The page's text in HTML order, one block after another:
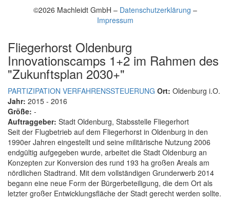
©2026 Machleidt GmbH – Datenschutzerklärung –
Impressum
Fliegerhorst Oldenburg
Innovationscamps 1+2 im Rahmen des
"Zukunftsplan 2030+"
PARTIZIPATION VERFAHRENSSTEUERUNG Ort: Oldenburg i.O.
Jahr: 2015 - 2016
Größe: -
Auftraggeber: Stadt Oldenburg, Stabsstelle Fliegerhort
Seit der Flugbetrieb auf dem Fliegerhorst in Oldenburg in den
1990er Jahren eingestellt und seine militärische Nutzung 2006
endgültig aufgegeben wurde, arbeitet die Stadt Oldenburg an
Konzepten zur Konversion des rund 193 ha großen Areals am
nördlichen Stadtrand. Mit dem vollständigen Grunderwerb 2014
begann eine neue Form der Bürgerbeteiligung, die dem Ort als
letzter großer Entwicklungsfläche der Stadt gerecht werden sollte.